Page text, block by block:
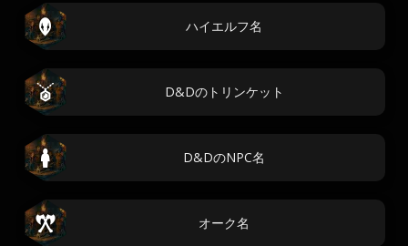
ハイエルフ名
D&Dのトリンケット
D&DのNPC名
オーク名